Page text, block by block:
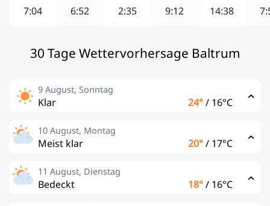
7:04 6:52 2:35 9:12 14:38
30 Tage Wettervorhersage Baltrum
9 August, Sonntag
Klar 24°/ 16°C
10 August, Montag
Meist klar 20°/ 17°C
11 August, Dienstag
Bedeckt 18°/ 16°C